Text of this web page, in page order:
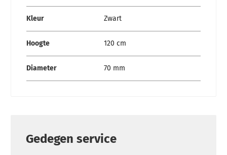
Kleur Zwart
Hoogte 120 cm
Diameter 70 mm
Gedegen service